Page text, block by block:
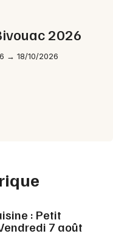
2026
→ 18/10/2026
: Petit
7 août